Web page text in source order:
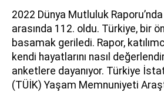
2022 Dünya Mutluluk
arasında 112. oldu. Türkiye, bir
basamak geriledi. Rapor,
kendi hayatlarını nasıl
anketlere dayanıyor. Türkiye
(TÜİK) Yaşam Memnuniyeti